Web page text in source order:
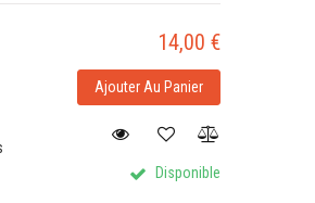
14,00 €
Ajouter Au Panier
Disponible